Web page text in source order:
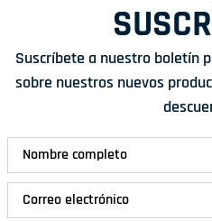
Suscríbete a nuestro boletín
sobre nuestros nuevos